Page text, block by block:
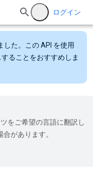
ログイン
した。この API を使用
ることをおすすめしま
をご希望の言語に翻訳し
があります。